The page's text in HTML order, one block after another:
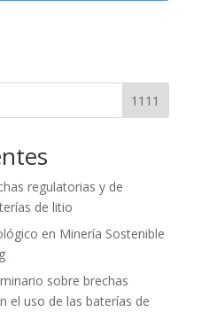
1111
regulatorias y de
de litio
en Minería Sostenible
sobre brechas
el uso de las baterías de